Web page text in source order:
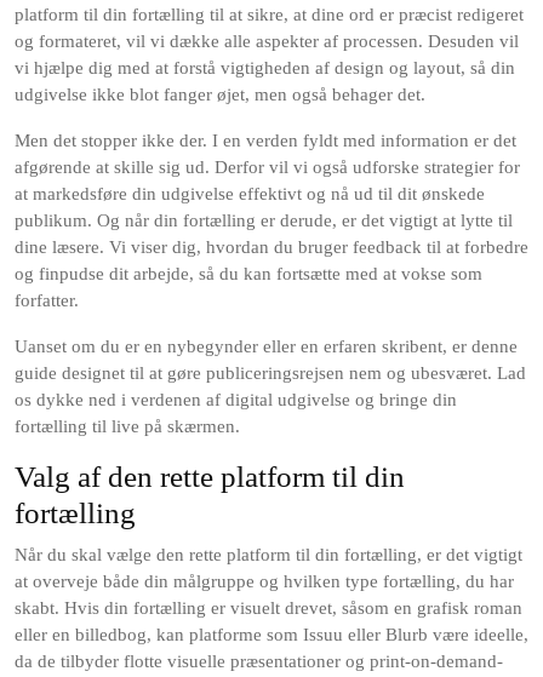
platform til din fortælling til at sikre, at dine ord er præcist redigeret
og formateret, vil vi dække alle aspekter af processen. Desuden vil
vi hjælpe dig med at forstå vigtigheden af design og layout, så din
udgivelse ikke blot fanger øjet, men også behager det.
Men det stopper ikke der. I en verden fyldt med information er det
afgørende at skille sig ud. Derfor vil vi også udforske strategier for
at markedsføre din udgivelse effektivt og nå ud til dit ønskede
publikum. Og når din fortælling er derude, er det vigtigt at lytte til
dine læsere. Vi viser dig, hvordan du bruger feedback til at forbedre
og finpudse dit arbejde, så du kan fortsætte med at vokse som
forfatter.
Uanset om du er en nybegynder eller en erfaren skribent, er denne
guide designet til at gøre publiceringsrejsen nem og ubesværet. Lad
os dykke ned i verdenen af digital udgivelse og bringe din
fortælling til live på skærmen.
Valg af den rette platform til din
fortælling
Når du skal vælge den rette platform til din fortælling, er det vigtigt
at overveje både din målgruppe og hvilken type fortælling, du har
skabt. Hvis din fortælling er visuelt drevet, såsom en grafisk roman
eller en billedbog, kan platforme som Issuu eller Blurb være ideelle,
da de tilbyder flotte visuelle præsentationer og print-on-demand-